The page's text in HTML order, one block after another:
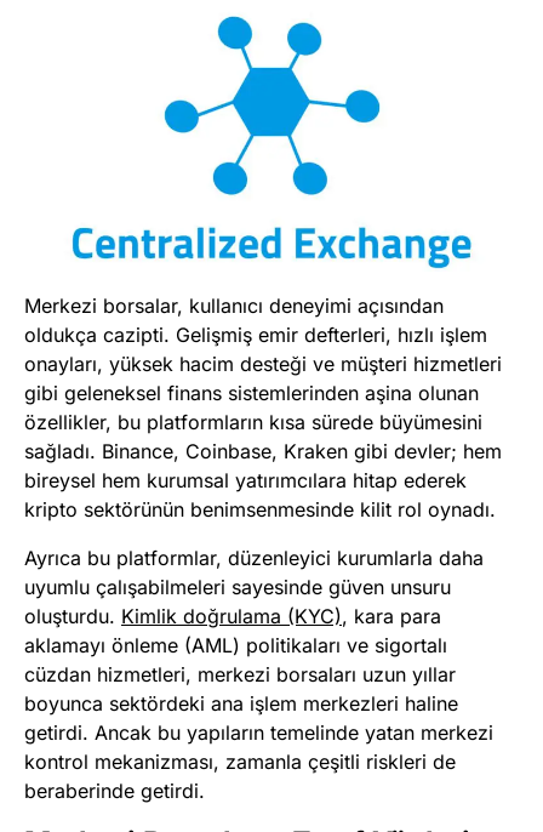
Merkezi borsalar, kullanıcı deneyimi açısından
oldukça cazipti. Gelişmiş emir defterleri, hızlı işlem
onayları, yüksek hacim desteği ve müşteri hizmetleri
gibi geleneksel finans sistemlerinden aşina olunan
özellikler, bu platformların kısa sürede büyümesini
sağladı. Binance, Coinbase, Kraken gibi devler; hem
bireysel hem kurumsal yatırımcılara hitap ederek
kripto sektörünün benimsenmesinde kilit rol oynadı.
Ayrıca bu platformlar, düzenleyici kurumlarla daha
uyumlu çalışabilmeleri sayesinde güven unsuru
oluşturdu. Kimlik doğrulama (KYC), kara para
aklamayı önleme (AML) politikaları ve sigortalı
cüzdan hizmetleri, merkezi borsaları uzun yıllar
boyunca sektördeki ana işlem merkezleri haline
getirdi. Ancak bu yapıların temelinde yatan merkezi
kontrol mekanizması, zamanla çeşitli riskleri de
beraberinde getirdi.